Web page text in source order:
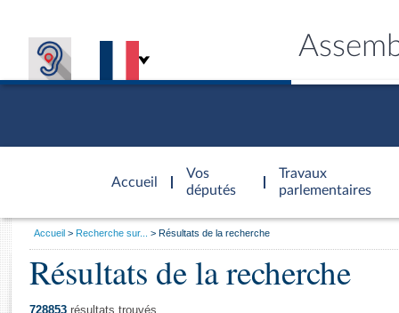
Accueil
d'accueil
Vos
députés
Travaux
parlementaires
Général
Vous
Accueil Recherche sur... Résultats de la recherche
Résultats de la recherche
728853 résultats trouvés